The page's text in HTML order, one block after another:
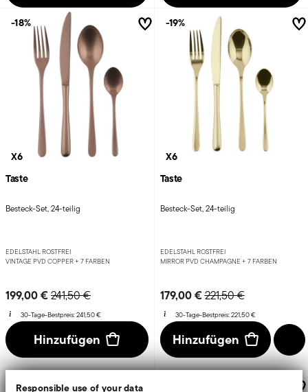
Responsible use of your data
X6
Taste
Besteck-Set, 24-teilig
EDELSTAHL ROSTFREI
VINTAGE PVD COPPER + 7 FARBEN
199,00 €Price reduced from
241,50 €to
30-Tage-Bestpreis:241,50 €
Hinzufügen
-18%
X6
Taste
Besteck-Set, 24-teilig
EDELSTAHL ROSTFREI
MIRROR PVD CHAMPAGNE + 7 FARBEN
179,00 €Price reduced from
221,50 €to
30-Tage-Bestpreis:221,50 €
Hinzufügen
-19%